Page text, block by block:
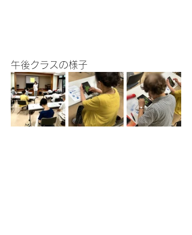
午後クラスの様子